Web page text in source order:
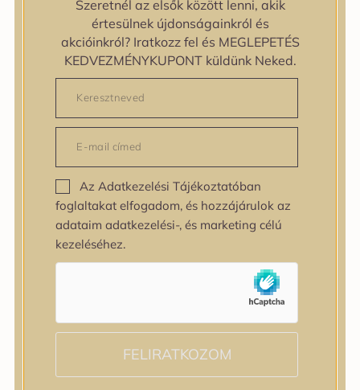
zipiderm
Bőrállapot
Bőrállapot
Bőrtípus
Bőrtípus
Kombinált
Száraz
Zsíros
Bőrprobléma
Bőrprobléma
Bőrpír
Dehidratált bőr
Érzékeny bőr
Fakóság
Szeretnél az elsők között lenni, akik
értesülnek újdonságainkról és
akcióinkról? Iratkozz fel és MEGLEPETÉS
KEDVEZMÉNYKUPONT küldünk Neked.
Az Adatkezelési Tájékoztatóban
foglaltakat elfogadom, és hozzájárulok az
adataim adatkezelési-, és marketing célú
kezeléséhez.
FELIRATKOZOM